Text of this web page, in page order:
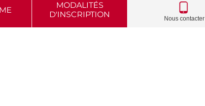
MODALITÉS
D'INSCRIPTION
Nous contacter